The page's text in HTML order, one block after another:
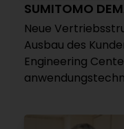
SUMITOMO
Neue
Ausbau des
Engineering